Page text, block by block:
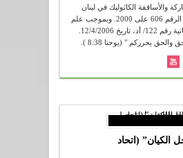
والأساقفة الكاثوليك في لبنان
بموجب وثيقة تحمل الرقم 606 على 2000. وبموجب علم
يحرركم " (يوحنا 8:38 ).
الكيان” (اتحاد